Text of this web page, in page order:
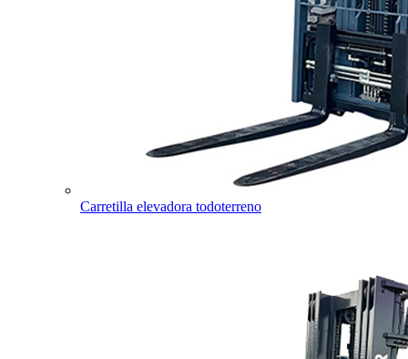
Carretilla elevadora todoterreno